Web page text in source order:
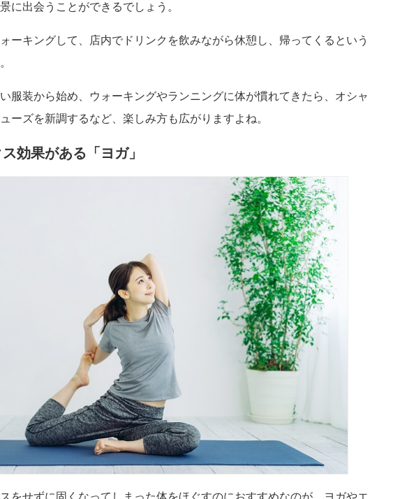
に出会うことができるでしょう。
ーキングして、店内でドリンクを飲みながら休憩し、帰ってくるという
服装から始め、ウォーキングやランニングに体が慣れてきたら、オシャ
ーズを新調するなど、楽しみ方も広がりますよね。
効果がある「ヨガ」
をせずに 固くなってしまった体をほぐすのにおすすめなのが、ヨガやエ